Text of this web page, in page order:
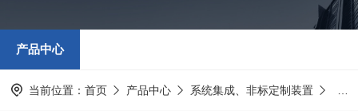
产品中心
当前位置： 首页 产品中心 系统集成、非标定制装置